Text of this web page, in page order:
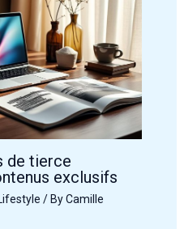
de tierce
exclusifs
/ ByCamille